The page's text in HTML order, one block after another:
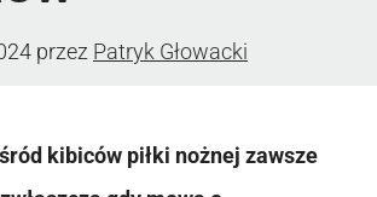
przez Patryk Głowacki
kibiców piłki nożnej zawsze